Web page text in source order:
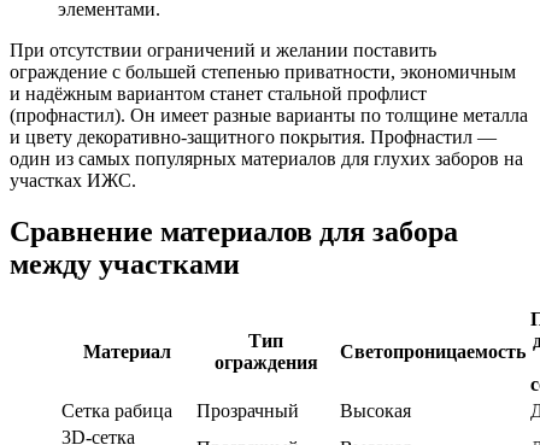
элементами.
При отсутствии ограничений и желании поставить
ограждение с большей степенью приватности, экономичным
и надёжным вариантом станет стальной профлист
(профнастил). Он имеет разные варианты по толщине металла
и цвету декоративно-защитного покрытия. Профнастил —
один из самых популярных материалов для глухих заборов на
участках ИЖС.
Сравнение материалов для забора
между участками
Материал
Тип
ограждения
Светопроницаемость
Сетка рабица
Прозрачный Высокая
3D-сетка